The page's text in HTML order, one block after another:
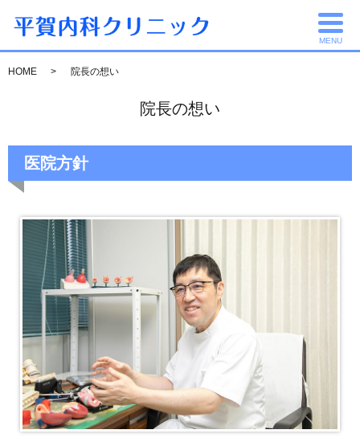
MENU
HOME 院長の想い
院長の想い
医院方針